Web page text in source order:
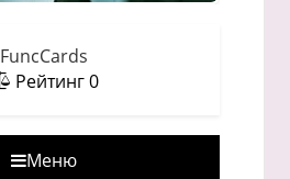
FuncCards
Рейтинг0
Меню